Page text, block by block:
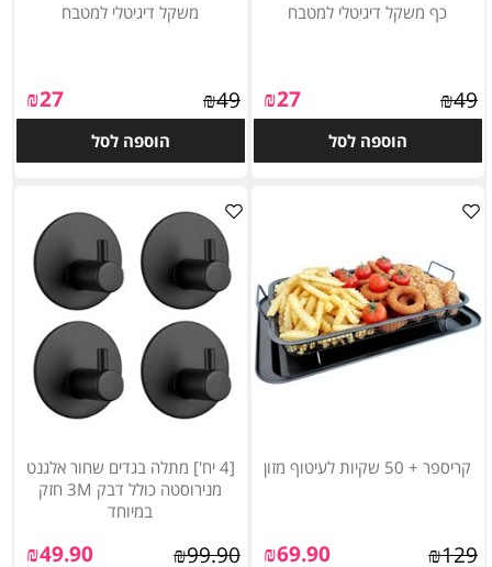
כף משקל דיגיטלי למטבח
₪49
₪27
הוספה לסל
משקל דיגיטלי למטבח
₪49
₪27
הוספה לסל
קריספר + 50 שקיות לעיטוף מזון
₪129
₪69.90
[4 יח'] מתלה בגדים שחור אלגנט
מנירוסטה כולל דבק 3M חזק
במיוחד
₪99.90
₪49.90